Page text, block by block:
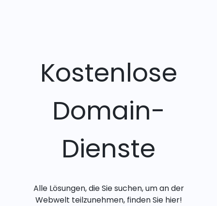
Kostenlose
Domain-
Dienste
Alle Lösungen, die Sie suchen, um an der
Webwelt teilzunehmen, finden Sie hier!